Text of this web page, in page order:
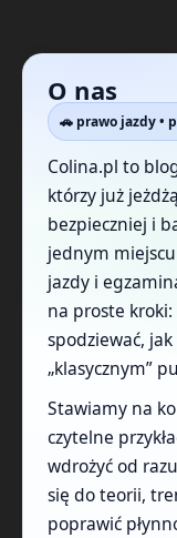
O nas
🚗 prawo jazdy •
Colina.pl to
którzy już
bezpieczniej i
jednym
jazdy i
na proste kroki:
spodziewać, jak
„klasycznym”
Stawiamy na
czytelne
wdrożyć od
się do teorii,
poprawić